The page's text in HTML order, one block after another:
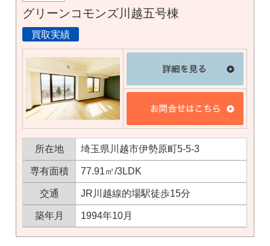
グリーンコモンズ川越五号棟
買取実績
所在地 埼玉県川越市伊勢原町5-5-3
専有面積 77.91㎡/3LDK
交通 JR川越線的場駅徒歩15分
築年月 1994年10月